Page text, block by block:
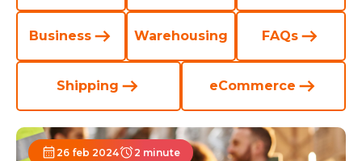
Business Warehousing FAQs
Shipping eCommerce
26 feb 2024 2 minute